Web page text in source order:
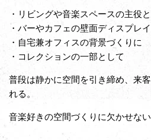
・リビングや音楽スペースの主役
・バーやカフェの壁面ディスプレ
・自宅兼オフィスの背景づくりに
・コレクションの一部として
普段は静かに空間を引き締め、来
れる。
音楽好きの空間づくりに欠かせない